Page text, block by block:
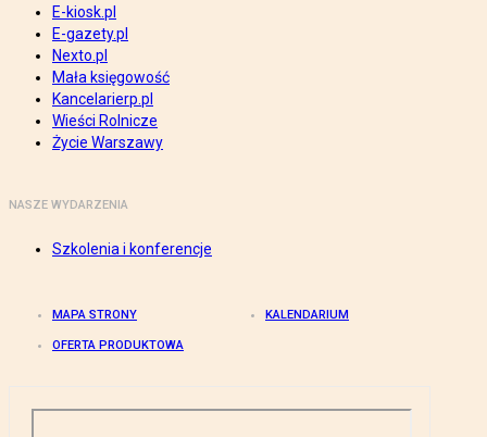
E-kiosk.pl
E-gazety.pl
Nexto.pl
Mała księgowość
Kancelarierp.pl
Wieści Rolnicze
Życie Warszawy
NASZE WYDARZENIA
Szkolenia i konferencje
MAPA STRONY KALENDARIUM
OFERTA PRODUKTOWA